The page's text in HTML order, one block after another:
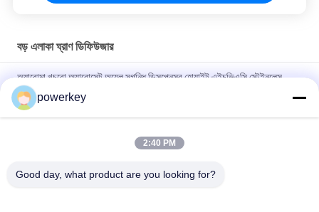
বড় এলাকা ঘ্রাণ ডিফিউজার
অ্যারোমা খুচরো অ্যারোসেন্ট অয়েল সুগন্ধি ডিসপেনসর হোয়াইট এইচভিএসি স্টেইনলেস
এক্রাইলিক মেশিন
অ্যারোমা ৫০০০ মিলি বৃহৎ এলাকা সুগন্ধি ডিফিউজার ২৮.৫ ওয়াট দীর্ঘ জীবনকাল সম্পন্ন
powerkey
2:40 PM
Good day, what product are you looking for?